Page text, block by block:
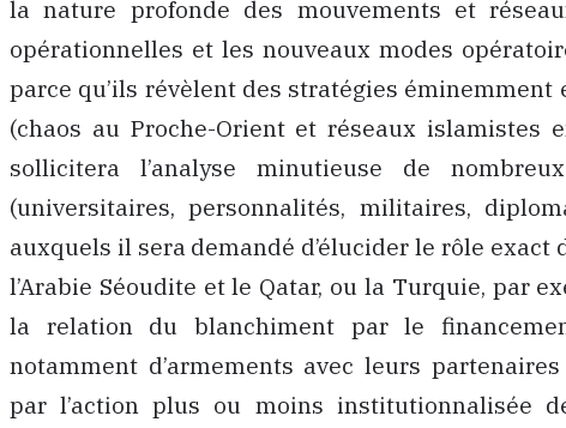
la nature profonde des mouvements et
opérationnelles et les nouveaux modes
parce qu’ils révèlent des stratégies éminemment
(chaos au Proche-Orient et réseaux islamistes
sollicitera l’analyse minutieuse de
(universitaires, personnalités, militaires,
auxquels il sera demandé d’élucider le rôle exact
l’Arabie Séoudite et le Qatar, ou la Turquie, par
la relation du blanchiment par le
notamment d’armements avec leurs
par l’action plus ou moins institutionnalisée